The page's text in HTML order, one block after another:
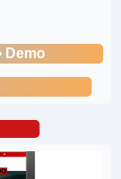
Demo